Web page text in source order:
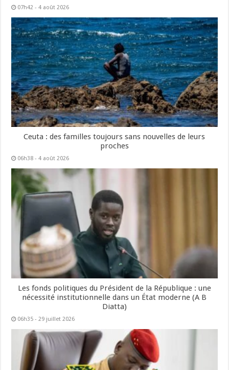
07h42 - 4 août 2026
Ceuta : des familles toujours sans nouvelles de leurs
proches
06h38 - 4 août 2026
Les fonds politiques du Président de la République : une
nécessité institutionnelle dans un État moderne (A B
Diatta)
06h35 - 29 juillet 2026